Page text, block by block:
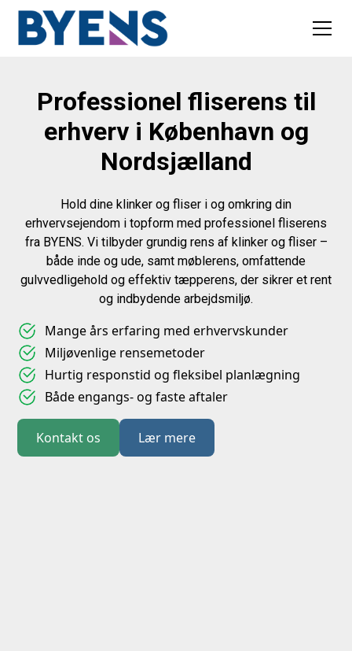
Professionel fliserens til
erhverv i København og
Nordsjælland
Hold dine klinker og fliser i og omkring din
erhvervsejendom i topform med professionel fliserens
fra BYENS. Vi tilbyder grundig rens af klinker og fliser –
både inde og ude, samt møblerens, omfattende
gulvvedligehold og effektiv tæpperens, der sikrer et rent
og indbydende arbejdsmiljø.
Mange års erfaring med erhvervskunder
Miljøvenlige rensemetoder
Hurtig responstid og fleksibel planlægning
Både engangs- og faste aftaler
Kontakt os Lær mere